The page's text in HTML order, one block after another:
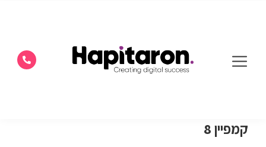
קמפיין 8